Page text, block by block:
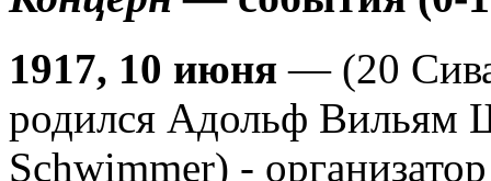
1917, 10 июня — (20
родился Адольф
Schwimmer) -